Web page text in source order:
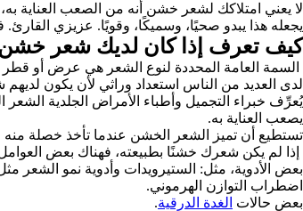
لا يعني امتلاكك لشعر خشن أنه من الصعب
يجعله هذا يبدو صحيًا، وسميكًا، وقويًا. عزيزي
كيف تعرف إذا كان لديك شعر
السمة العامة المحددة لنوع الشعر هي عرض أو قطر
لدى العديد من الناس استعداد وراثي لأن يكون
يُعرِّف خبراء التجميل وأطباء الأمراض الجلدية
يصعب العناية به.
تستطيع أن تميز الشعر الخشن عندما تأخذ خصلة منه
إذا لم يكن شعرك خشنًا بطبيعته، فهناك بعض
بعض الأدوية، مثل: الستيرويدات وأدوية نمو الشعر
اضطراب التوازن الهرموني.
بعض حالات الغدة الدرقية.